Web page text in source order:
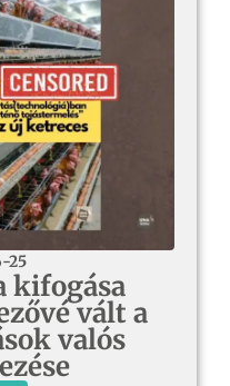
25
kifogása
vált a
valós